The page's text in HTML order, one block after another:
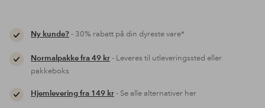
Ny kunde?- 30% rabatt på din dyreste vare*
Normalpakke fra 49 kr- Leveres til utleveringssted eller
pakkeboks
Hjemlevering fra 149 kr- Se alle alternativer her